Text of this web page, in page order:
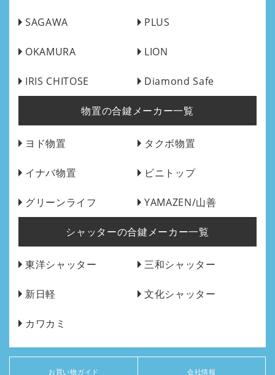
SAGAWA PLUS
OKAMURA LION
IRIS CHITOSE Diamond Safe
物置の合鍵メーカー一覧
ヨド物置 タクボ物置
イナバ物置 ビニトップ
グリーンライフ YAMAZEN/山善
シャッターの合鍵メーカー一覧
東洋シャッター 三和シャッター
新日軽 文化シャッター
カワカミ
お買い物ガイド 会社情報